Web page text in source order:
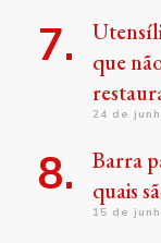
que
24 de
Barra
quais
15 de